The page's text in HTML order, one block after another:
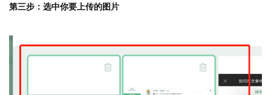
第三步：选中你要上传的图片